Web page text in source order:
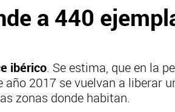
a 440
ibérico. Se estima, que en la
2017 se vuelvan a liberar
zonas donde habitan.